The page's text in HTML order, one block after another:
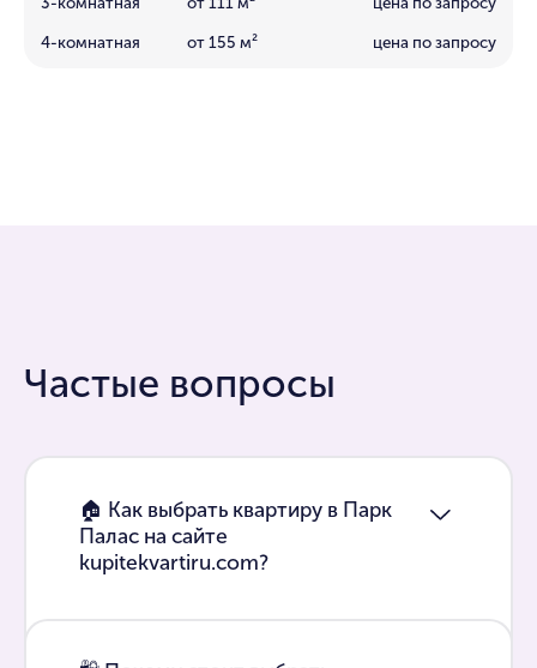
4-комнатная от 155 м² цена по запросу
Частые вопросы
🏠 Как выбрать квартиру в Парк
Палас на сайте
kupitekvartiru.com?